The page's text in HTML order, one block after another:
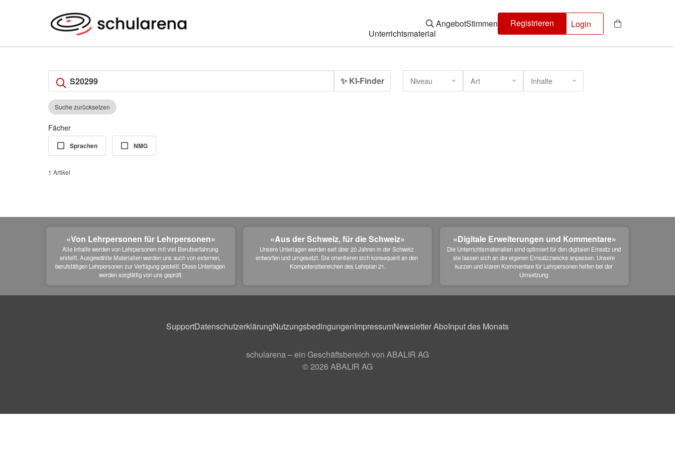
Unterrichtsmaterial
AngebotStimmen Registrieren Login
✨ KI-Finder Niveau Art Inhalte
Suche zurücksetzen
Fächer
Sprachen NMG
1 Artikel
«Von Lehrpersonen für Lehrpersonen»
Alle Inhalte werden von Lehrpersonen mit viel Berufserfahrung
erstellt. Ausgewählte Materialien werden uns auch von externen,
berufstätigen Lehrpersonen zur Verfügung gestellt. Diese Unterlagen
werden sorgfältig von uns geprüft.
«Aus der Schweiz, für die Schweiz»
Unsere Unterlagen werden seit über 20 Jahren in der Schweiz
entworfen und umgesetzt. Sie orientieren sich konsequent an den
Kompetenzbereichen des Lehrplan 21.
«Digitale Erweiterungen und Kommentare»
Die Unterrichtsmaterialien sind optimiert für den digitalen Einsatz und
sie lassen sich an die eigenen Einsatzzwecke anpassen. Unsere
kurzen und klaren Kommentare für Lehrpersonen helfen bei der
Umsetzung.
SupportDatenschutzerklärungNutzungsbedingungenImpressumNewsletter AboInput des Monats
schularena – ein Geschäftsbereich von ABALIR AG
© 2026 ABALIR AG